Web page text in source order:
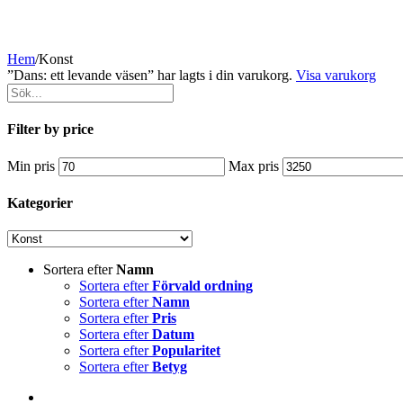
Hem/Konst
”Dans: ett levande väsen” har lagts i din varukorg. Visa varukorg
Filter by price
Min pris Max pris
Kategorier
Sortera efterNamn
Sortera efterFörvald ordning
Sortera efterNamn
Sortera efterPris
Sortera efterDatum
Sortera efterPopularitet
Sortera efterBetyg